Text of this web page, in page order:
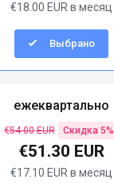
€18.00 EUR в месяц
Выбрано
ежеквартально
€54.00 EUR Скидка 5%
€51.30 EUR
€17.10 EUR в месяц